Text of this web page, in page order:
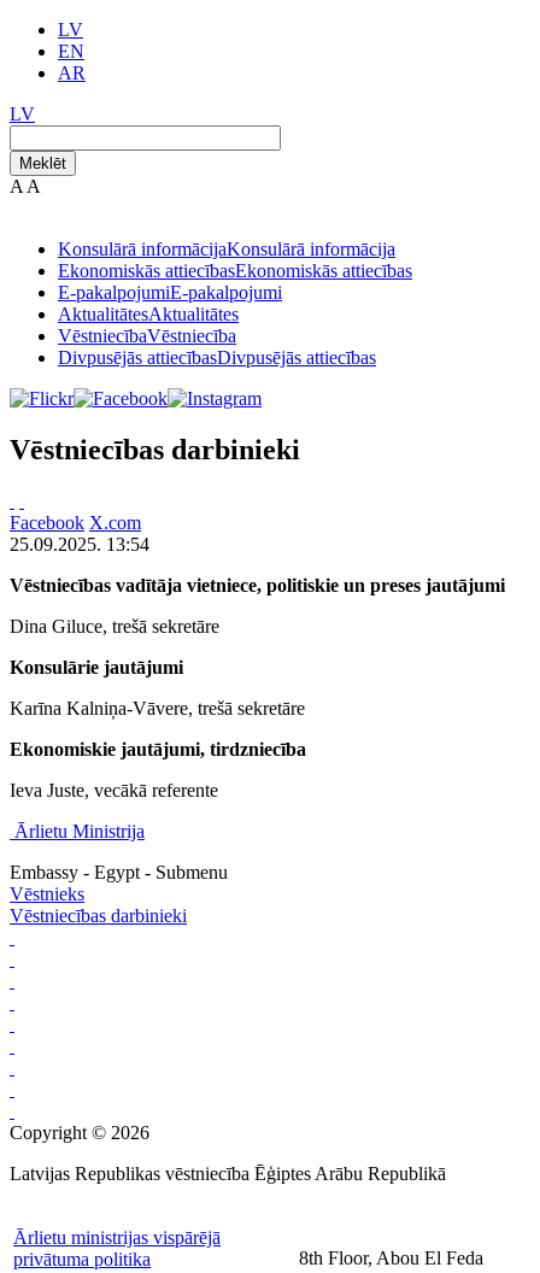
LV
EN
AR
LV
Meklēt
A A
Konsulārā informācijaKonsulārā informācija
Ekonomiskās attiecībasEkonomiskās attiecības
E-pakalpojumiE-pakalpojumi
AktualitātesAktualitātes
VēstniecībaVēstniecība
Divpusējās attiecībasDivpusējās attiecības
Vēstniecības darbinieki
Facebook X.com
25.09.2025. 13:54
Vēstniecības vadītāja vietniece, politiskie un preses jautājumi
Dina Giluce, trešā sekretāre
Konsulārie jautājumi
Karīna Kalniņa-Vāvere, trešā sekretāre
Ekonomiskie jautājumi, tirdzniecība
Ieva Juste, vecākā referente
Ārlietu Ministrija
Embassy - Egypt - Submenu
Vēstnieks
Vēstniecības darbinieki
Copyright © 2026
Latvijas Republikas vēstniecība Ēģiptes Arābu Republikā
Ārlietu ministrijas vispārējā
privātuma politika
8th Floor, Abou El Feda